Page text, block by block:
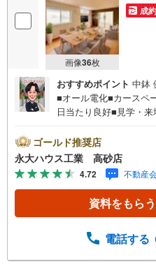
画像36枚
成
おすすめポイント 中鉢
■オール電化■カースペ
日当たり良好■見学・
市を中心に宮城県内の
の強みを大きく2つに分
＞戸建・マンション・
扱っております。更に
行政などの地域情報を
をして頂けるよう、し
っ越し】【リフォーム
ても、誠心誠意ご説明
ゴールド推奨店
永大ハウス工業 高砂店
4.72 不動産
資料をもらう
電話する